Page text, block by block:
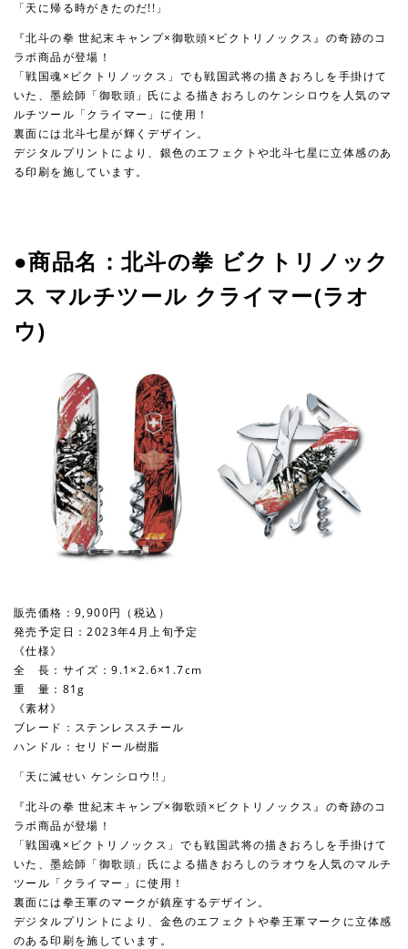
「天に帰る時がきたのだ!!」
『北斗の拳 世紀末キャンプ×御歌頭×ビクトリノックス』の奇跡のコ
ラボ商品が登場！
「戦国魂×ビクトリノックス」でも戦国武将の描きおろしを手掛けて
いた、墨絵師「御歌頭」氏による描きおろしのケンシロウを人気のマ
ルチツール「クライマー」に使用！
裏面には北斗七星が輝くデザイン。
デジタルプリントにより、銀色のエフェクトや北斗七星に立体感のあ
る印刷を施しています。
●商品名：北斗の拳 ビクトリノック
ス マルチツール クライマー(ラオ
ウ)
販売価格：9,900円（税込）
発売予定日：2023年4月上旬予定
《仕様》
全 長：サイズ：9.1×2.6×1.7cm
重 量：81g
《素材》
ブレード：ステンレススチール
ハンドル：セリドール樹脂
「天に滅せい ケンシロウ!!」
『北斗の拳 世紀末キャンプ×御歌頭×ビクトリノックス』の奇跡のコ
ラボ商品が登場！
「戦国魂×ビクトリノックス」でも戦国武将の描きおろしを手掛けて
いた、墨絵師「御歌頭」氏による描きおろしのラオウを人気のマルチ
ツール「クライマー」に使用！
裏面には拳王軍のマークが鎮座するデザイン。
デジタルプリントにより、金色のエフェクトや拳王軍マークに立体感
のある印刷を施しています。